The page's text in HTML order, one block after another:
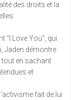
des droits et la
“I Love You”, qui
Jaden démontre
tout en sachant
et
fait de lui